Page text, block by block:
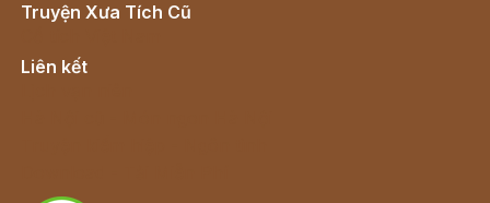
Truyện Xưa Tích Cũ
Liên kết